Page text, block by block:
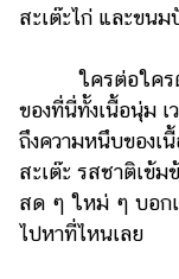
สะเต๊ะไก่ และขนม
ใครต่อใครต่าง
ของที่นี่ทั้งเนื้อนุ่ม เ
ถึงความหนึบของเ
สะเต๊ะ รสชาติเข้ม
สด ๆ ใหม่ ๆ บอกเ
ไปหาที่ไหนเลย